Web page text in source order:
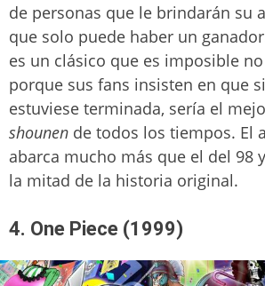
de personas que le brindarán su
que solo puede haber un
es un clásico que es imposible
porque sus fans insisten en que
estuviese terminada, sería el
shounen de todos los tiempos. El
abarca mucho más que el del 98
la mitad de la historia original.
4. One Piece (1999)